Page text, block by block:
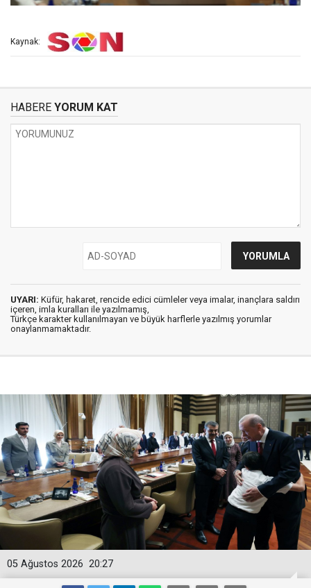
Kaynak:
HABERE YORUM KAT
UYARI: Küfür, hakaret, rencide edici cümleler veya imalar, inançlara saldırı
içeren, imla kuralları ile yazılmamış,
Türkçe karakter kullanılmayan ve büyük harflerle yazılmış yorumlar
onaylanmamaktadır.
20:27
05 Ağustos 2026